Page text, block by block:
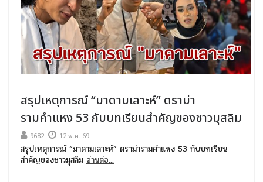
สรุปเหตุการณ์ “มาดามเลาะห์” ดราม่า
รามคำแหง 53 กับบทเรียนสำคัญของชาวมุสลิม
9682 12 พ.ค. 69
สรุปเหตุการณ์ “มาดามเลาะห์” ดราม่ารามคำแหง 53 กับบทเรียน
สำคัญของชาวมุสลิม อ่านต่อ...